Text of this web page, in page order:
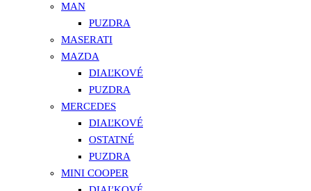
MAN
PUZDRA
MASERATI
MAZDA
DIAĽKOVÉ
PUZDRA
MERCEDES
DIAĽKOVÉ
OSTATNÉ
PUZDRA
MINI COOPER